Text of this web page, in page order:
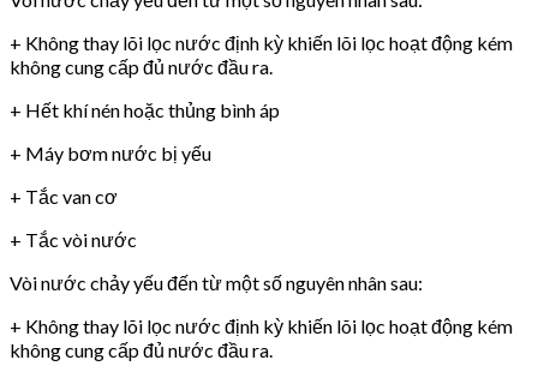
+ Không thay lõi lọc nước định kỳ khiến lõi lọc hoạt động kém
không cung cấp đủ nước đầu ra.
+ Hết khí nén hoặc thủng bình áp
+ Máy bơm nước bị yếu
+ Tắc van cơ
+ Tắc vòi nước
Vòi nước chảy yếu đến từ một số nguyên nhân sau:
+ Không thay lõi lọc nước định kỳ khiến lõi lọc hoạt động kém
không cung cấp đủ nước đầu ra.